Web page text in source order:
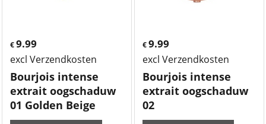
€ 9.99
excl Verzendkosten
Bourjois intense
extrait oogschaduw
01 Golden Beige
€9.99
excl Verzendkosten
Bourjois intense
extrait oogschaduw
02